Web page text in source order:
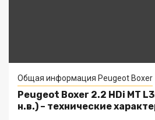
Общая информация Peugeot Boxer
Peugeot Boxer 2.2 HDi MT
н.в.) – технические